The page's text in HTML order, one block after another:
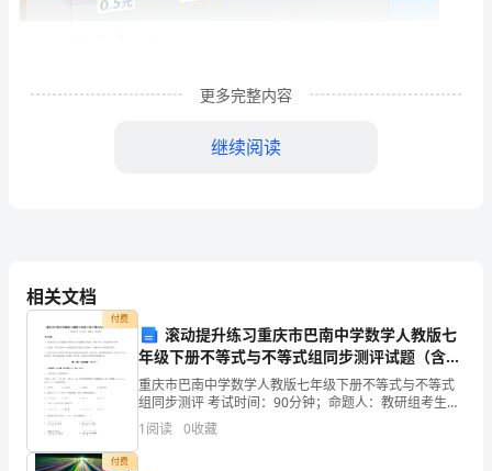
题
更多完整内容
继续阅读
相关文档
付费
滚动提升练习重庆市巴南中学数学人教版七
年级下册不等式与不等式组同步测评试题（含答
案解析版）
重庆市巴南中学数学人教版七年级下册不等式与不等式
组同步测评 考试时间：90分钟；命题人：教研组考生注
意：1、本卷分第I卷（选择题）和第Ⅱ卷（非选择题）两
部分，满分100分，考试时间90分钟2、答卷前，
1阅读 0收藏
付费